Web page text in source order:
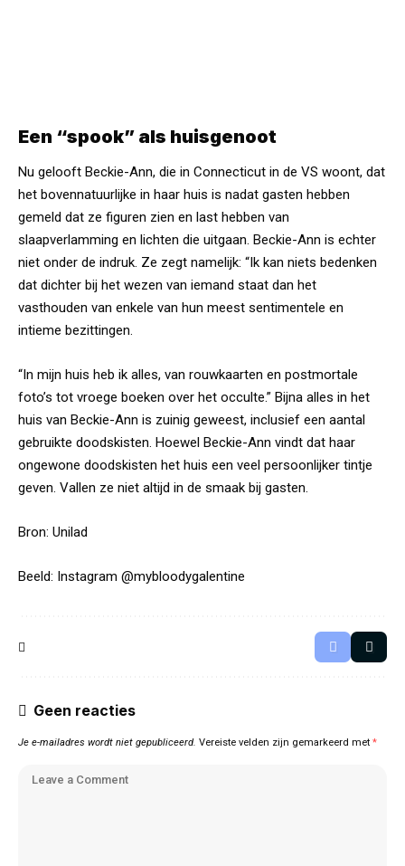
Een “spook” als huisgenoot
Nu gelooft Beckie-Ann, die in Connecticut in de VS woont, dat
het bovennatuurlijke in haar huis is nadat gasten hebben
gemeld dat ze figuren zien en last hebben van
slaapverlamming en lichten die uitgaan. Beckie-Ann is echter
niet onder de indruk. Ze zegt namelijk: “Ik kan niets bedenken
dat dichter bij het wezen van iemand staat dan het
vasthouden van enkele van hun meest sentimentele en
intieme bezittingen.
“In mijn huis heb ik alles, van rouwkaarten en postmortale
foto’s tot vroege boeken over het occulte.” Bijna alles in het
huis van Beckie-Ann is zuinig geweest, inclusief een aantal
gebruikte doodskisten. Hoewel Beckie-Ann vindt dat haar
ongewone doodskisten het huis een veel persoonlijker tintje
geven. Vallen ze niet altijd in de smaak bij gasten.
Bron: Unilad
Beeld: Instagram @mybloodygalentine
Geen reacties
Je e-mailadres wordt niet gepubliceerd. Vereiste velden zijn gemarkeerd met *